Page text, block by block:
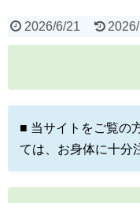
2026/6/21
■ 当サイトをご覧の
ては、お身体に十分